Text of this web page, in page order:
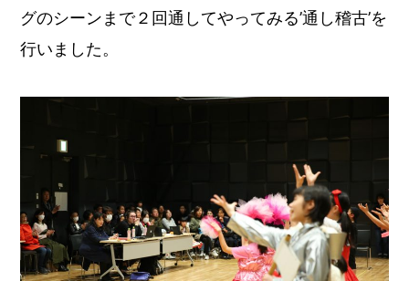
グのシーンまで２回通してやってみる’通し稽古’を
行いました。